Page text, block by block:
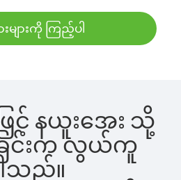
များကို ကြည့်ပါ
ြင့် နယူးအေး သို့
ြင်းက လွယ်ကူ
သည်။